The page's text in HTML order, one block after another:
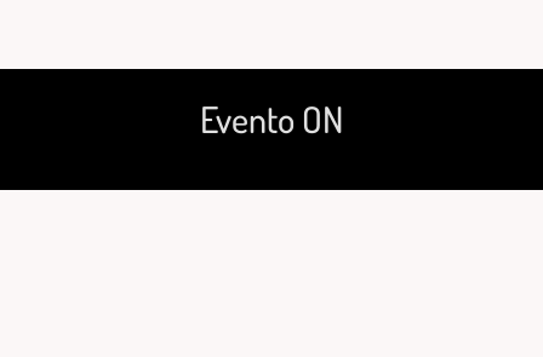
Evento ON